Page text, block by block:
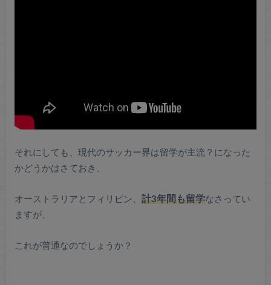
それにしても、現代のサッカー界は留学が主流？になった
かどうかはさておき、
オーストラリアとフィリピン、 計3年間も留学なさってい
ますが、
これが普通なのでしょうか？